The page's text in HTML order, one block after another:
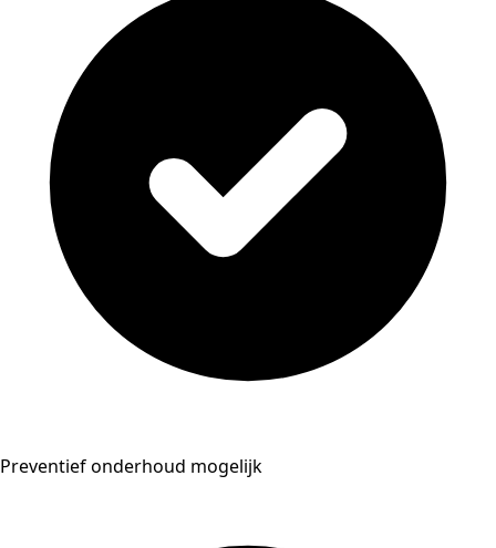
Preventief onderhoud mogelijk